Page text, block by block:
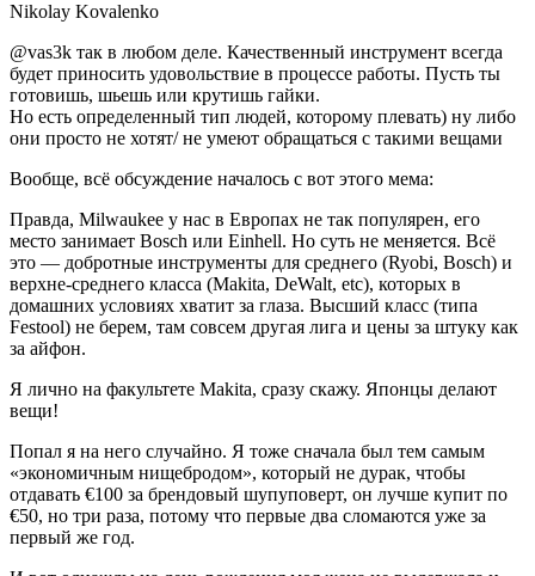
Nikolay Kovalenko
@vas3k так в любом деле. Качественный инструмент всегда
будет приносить удовольствие в процессе работы. Пусть ты
готовишь, шьешь или крутишь гайки.
Но есть определенный тип людей, которому плевать) ну либо
они просто не хотят/ не умеют обращаться с такими вещами
Вообще, всё обсуждение началось с вот этого мема:
Правда, Milwaukee у нас в Европах не так популярен, его
место занимает Bosch или Einhell. Но суть не меняется. Всё
это — добротные инструменты для среднего (Ryobi, Bosch) и
верхне-среднего класса (Makita, DeWalt, etc), которых в
домашних условиях хватит за глаза. Высший класс (типа
Festool) не берем, там совсем другая лига и цены за штуку как
за айфон.
Я лично на факультете Makita, сразу скажу. Японцы делают
вещи!
Попал я на него случайно. Я тоже сначала был тем самым
«экономичным нищебродом», который не дурак, чтобы
отдавать €100 за брендовый шупуповерт, он лучше купит по
€50, но три раза, потому что первые два сломаются уже за
первый же год.